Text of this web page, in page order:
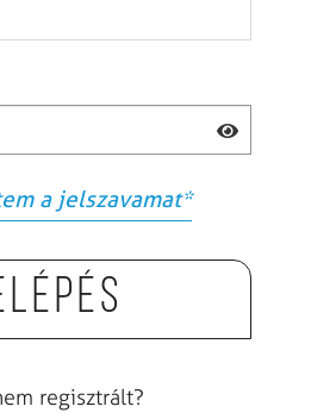
a jelszavamat*
regisztrált?